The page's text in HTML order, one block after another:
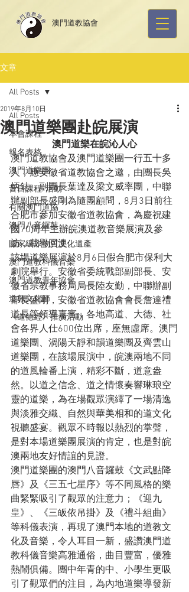
​澳門道教協會
文章
All Posts
本會課程
報名表格
澳門道樂團
昔日課程/活動
有關澳門道協
澳門八音鑼鼓
國家級非物質文化遺產
澳門道教科儀音樂
澳門道教青年協會
道教文化節
《道德經》推廣活動
All Posts
澳門道樂團赴皖展演
2019年8月10日
澳門道樂在皖沁人心
澳門道教協會及澳門道樂團一行五十多
人，應安徽省道教協會之邀，由團長吳
炳鋕、副團長葉達及梁文威率團，中聯
辦副部長盛剛為隨團顧問，8月3日前往
合肥市參加安徽省道教協會，為慶祝建
國70周年主辦皖澳道教音樂展演及參
訪，載譽回澳。
該場道樂展演於8月6日假合肥市保利大
劇院舉行。安徽省委統戰部副部長、安
徽省宗教事務局局長陸友勤，中聯辦副
部長盛剛，安徽省道教協會會長詹達禮
道長等領導嘉賓，各地高道、大德、社
會各界人仕600位出席，座無虛席。澳門
道樂團、渦陽天靜和韻道樂團及齊雲山
道樂團，在該場展演中，皖澳兩地不同
的道風輪番上演，精彩不斷，道意盎
然。以道之信念、道之情懷奏響琳琅空
靈的道樂，為在場觀眾演繹了一場清逸
與淡雅交織、自然與華美相和的道文化
視聽盛宴。觀眾不時報以熱烈的掌聲，
是對本場道樂團展演的肯定，也是對皖
澳兩地友好情誼的見證。
澳門道樂團的澳門八音鑼鼓《文武點降
唇》及《三五七星序》等不同風格的樂
曲緊緊吸引了觀眾的注意力；《迎九
皇》、《三皈依吊掛》及《禮斗組曲》
等科儀表演，再現了澳門本地的道教文
化及音樂，令人耳目一新，盛讚澳門道
教科儀音樂高雅通俗，曲目豐富，優雅
熱鬧俱備。團中年青的中、小學生更吸
引了觀眾們的注目，為內地道樂導發新